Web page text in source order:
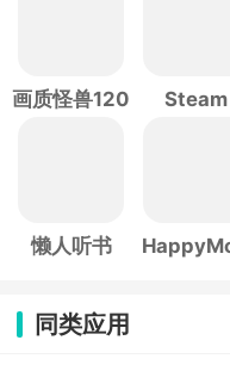
画质怪兽120
Steam
懒人听书
同类应用